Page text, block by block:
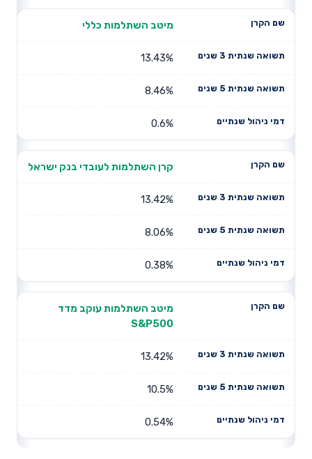
מיטב השתלמות כללי
13.43%
8.46%
0.6%
קרן השתלמות לעובדי בנק ישראל
13.42%
8.06%
0.38%
מיטב השתלמות עוקב מדד
S&P500
13.42%
10.5%
0.54%